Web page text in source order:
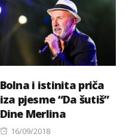
Bolna i istinita priča
iza pjesme “Da šutiš”
Dine Merlina
Posted
16/09/2018